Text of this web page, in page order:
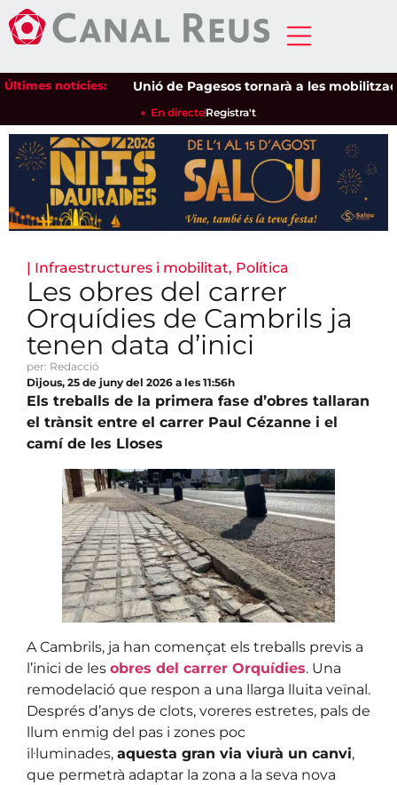
Últimes notícies:Unió de Pagesos tornarà a les
En directeRegistra't
| Infraestructures i mobilitat, Política
Les obres del carrer
Orquídies de Cambrils ja
tenen data d’inici
per: Redacció
Dijous, 25 de juny del 2026 a les 11:56h
Els treballs de la primera fase d’obres tallaran
el trànsit entre el carrer Paul Cézanne i el
camí de les Lloses
A Cambrils, ja han començat els treballs previs a
l’inici de les obres del carrer Orquídies. Una
remodelació que respon a una llarga lluita veïnal.
Després d’anys de clots, voreres estretes, pals de
llum enmig del pas i zones poc
il·luminades, aquesta gran via viurà un canvi,
que permetrà adaptar la zona a la seva nova